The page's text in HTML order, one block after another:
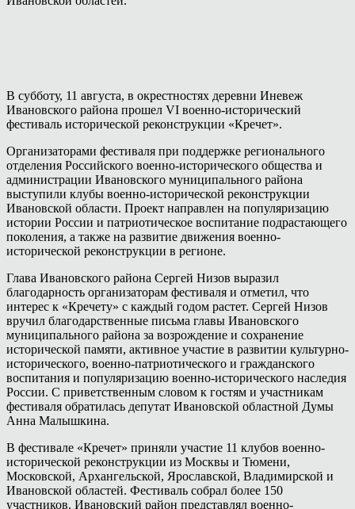
В субботу, 11 августа, в окрестностях деревни Иневеж
Ивановского района прошел VI военно-исторический
фестиваль исторической реконструкции «Кречет».
Организаторами фестиваля при поддержке регионального
отделения Российского военно-исторического общества и
администрации Ивановского муниципального района
выступили клубы военно-исторической реконструкции
Ивановской области. Проект направлен на популяризацию
истории России и патриотическое воспитание подрастающего
поколения, а также на развитие движения военно-
исторической реконструкции в регионе.
Глава Ивановского района Сергей Низов выразил
благодарность организаторам фестиваля и отметил, что
интерес к «Кречету» с каждый годом растет. Сергей Низов
вручил благодарственные письма главы Ивановского
муниципального района за возрождение и сохранение
исторической памяти, активное участие в развитии культурно-
исторического, военно-патриотического и гражданского
воспитания и популяризацию военно-исторического наследия
России. С приветственным словом к гостям и участникам
фестиваля обратилась депутат Ивановской областной Думы
Анна Малышкина.
В фестивале «Кречет» приняли участие 11 клубов военно-
исторической реконструкции из Москвы и Тюмени,
Московской, Архангельской, Ярославской, Владимирской и
Ивановской областей. Фестиваль собрал более 150
участников. Ивановский район представлял военно-